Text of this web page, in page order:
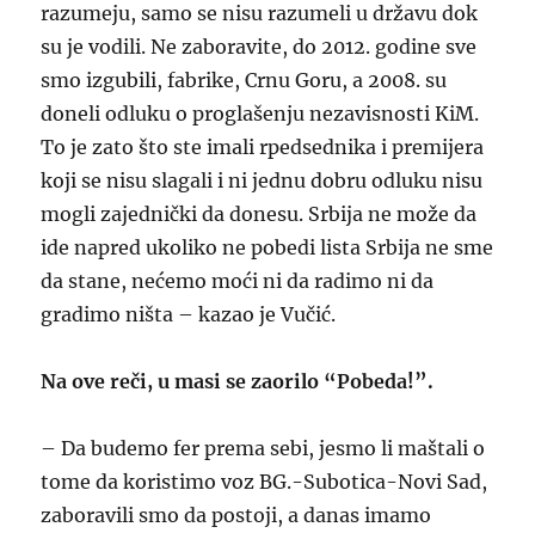
razumeju, samo se nisu razumeli u državu dok
su je vodili. Ne zaboravite, do 2012. godine sve
smo izgubili, fabrike, Crnu Goru, a 2008. su
doneli odluku o proglašenju nezavisnosti KiM.
To je zato što ste imali rpedsednika i premijera
koji se nisu slagali i ni jednu dobru odluku nisu
mogli zajednički da donesu. Srbija ne može da
ide napred ukoliko ne pobedi lista Srbija ne sme
da stane, nećemo moći ni da radimo ni da
gradimo ništa – kazao je Vučić.
Na ove reči, u masi se zaorilo “Pobeda!”.
– Da budemo fer prema sebi, jesmo li maštali o
tome da koristimo voz BG.-Subotica-Novi Sad,
zaboravili smo da postoji, a danas imamo